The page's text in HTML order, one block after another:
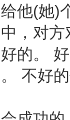
(她)
对方
的。
不好